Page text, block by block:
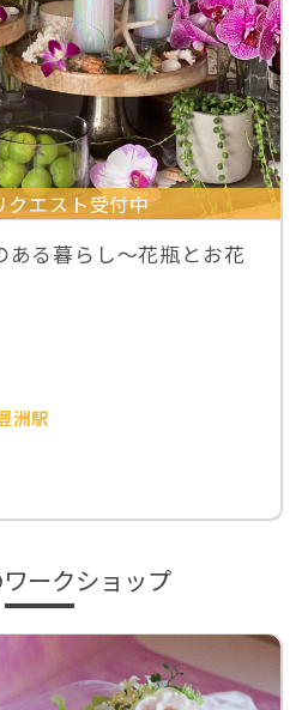
クエスト受付中
る暮らし〜花瓶とお花
洲駅
ークショップ